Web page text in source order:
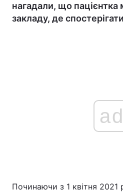
Україна
нагадали, що пацієнтка
закладу, де спостерігати
ad
Починаючи з 1 квітня 2021